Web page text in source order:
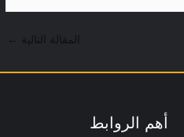
المقالة التالية ←
أهم الروابط